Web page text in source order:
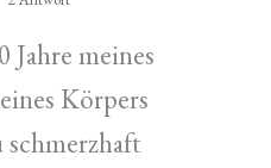
Jahre meines
Körpers
schmerzhaft